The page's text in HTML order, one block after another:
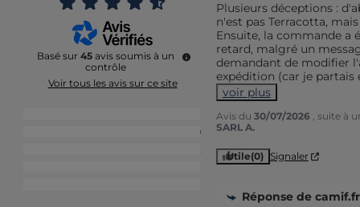
Basé sur 45 avis soumis à un
contrôle
Voir tous les avis sur ce site
9
Plusieurs déceptions :
n'est pas Terracotta,
Ensuite, la commande a
retard, malgré un
demandant de modifier
expédition (car je partais
voir plus
Avis du 30/07/2026 , suite à
SARL A.
Utile(0) Signaler
Réponse de camif.fr